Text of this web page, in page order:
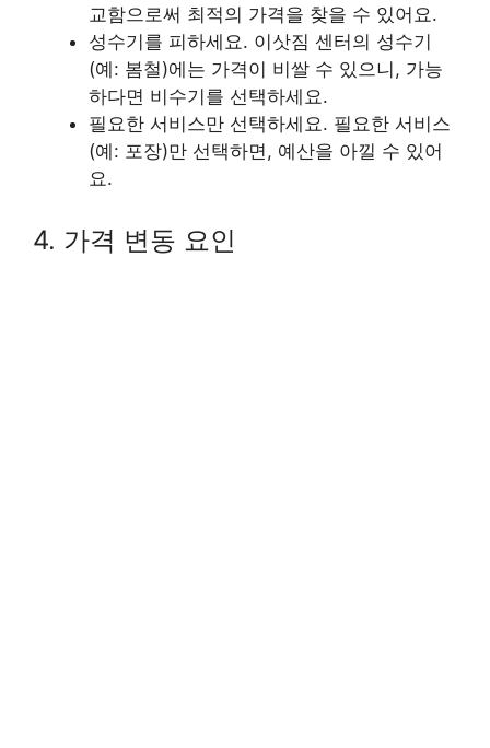
교함으로써 최적의 가격을 찾을 수 있어요.
성수기를 피하세요. 이삿짐 센터의 성수기
(예: 봄철)에는 가격이 비쌀 수 있으니, 가능
하다면 비수기를 선택하세요.
필요한 서비스만 선택하세요. 필요한 서비스
(예: 포장)만 선택하면, 예산을 아낄 수 있어
요.
4. 가격 변동 요인